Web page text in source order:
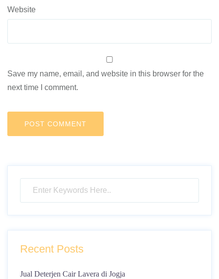
Website
Save my name, email, and website in this browser for the
next time I comment.
Recent Posts
Jual Deterjen Cair Lavera di Jogja